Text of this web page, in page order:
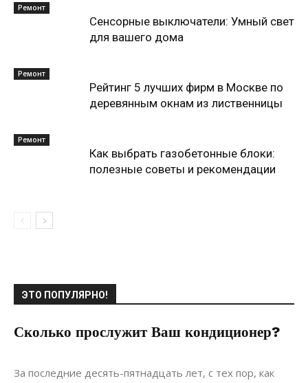
Ремонт
Сенсорные выключатели: Умный свет
для вашего дома
Ремонт
Рейтинг 5 лучших фирм в Москве по
деревянным окнам из лиственницы
Ремонт
Как выбрать газобетонные блоки:
полезные советы и рекомендации
ЭТО ПОПУЛЯРНО!
Сколько прослужит Ваш кондиционер?
20.12.2019
За последние десять-пятнадцать лет, с тех пор, как